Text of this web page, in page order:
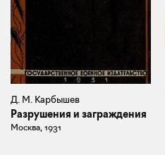
Д. М. Карбышев
Разрушения и заграждения
Москва, 1931